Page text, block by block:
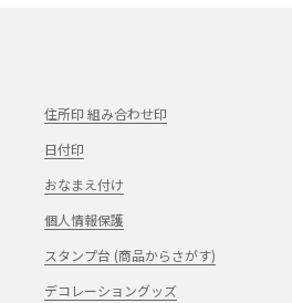
住所印 組み合わせ印
日付印
おなまえ付け
個人情報保護
スタンプ台 (商品からさがす)
デコレーショングッズ